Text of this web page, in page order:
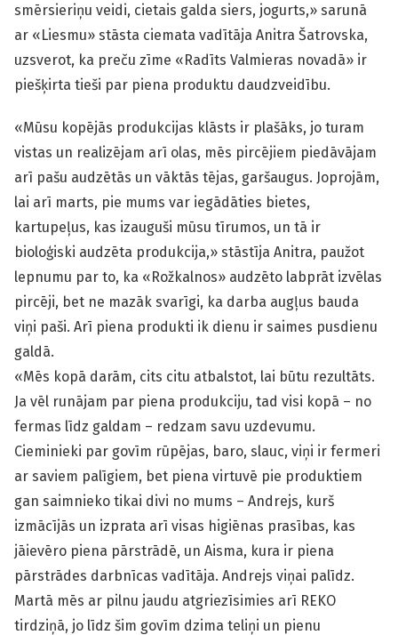
smērsieriņu veidi, cietais galda siers, jogurts,» sarunā
ar «Liesmu» stāsta ciemata vadītāja Anitra Šatrovska,
uzsverot, ka preču zīme «Radīts Valmieras novadā» ir
piešķirta tieši par piena produktu daudzveidību.
«Mūsu kopējās produkcijas klāsts ir plašāks, jo turam
vistas un realizējam arī olas, mēs pircējiem piedāvājam
arī pašu audzētās un vāktās tējas, garšaugus. Joprojām,
lai arī marts, pie mums var iegādāties bietes,
kartupeļus, kas izauguši mūsu tīrumos, un tā ir
bioloģiski audzēta produkcija,» stāstīja Anitra, paužot
lepnumu par to, ka «Rožkalnos» audzēto labprāt izvēlas
pircēji, bet ne mazāk svarīgi, ka darba augļus bauda
viņi paši. Arī piena produkti ik dienu ir saimes pusdienu
galdā.
«Mēs kopā darām, cits citu atbalstot, lai būtu rezultāts.
Ja vēl runājam par piena produkciju, tad visi kopā – no
fermas līdz galdam – redzam savu uzdevumu.
Cieminieki par govīm rūpējas, baro, slauc, viņi ir fermeri
ar saviem palīgiem, bet piena virtuvē pie produktiem
gan saimnieko tikai divi no mums – Andrejs, kurš
izmācījās un izprata arī visas higiēnas prasības, kas
jāievēro piena pārstrādē, un Aisma, kura ir piena
pārstrādes darbnīcas vadītāja. Andrejs viņai palīdz.
Martā mēs ar pilnu jaudu atgriezīsimies arī REKO
tirdziņā, jo līdz šim govīm dzima teliņi un pienu